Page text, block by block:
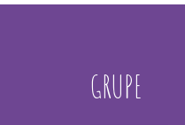
GRUPE